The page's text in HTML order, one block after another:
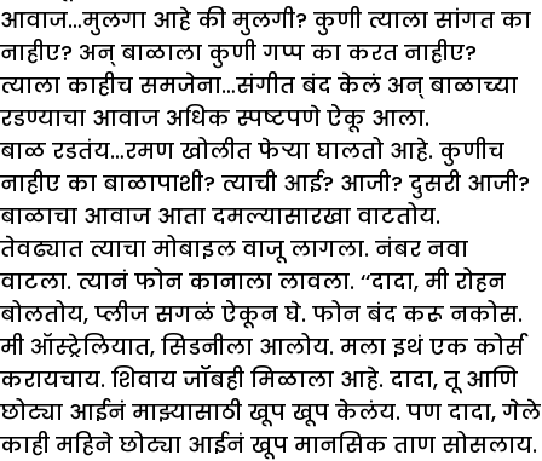
आवाज…मुलगा आहे की मुलगी? कुणी त्याला सांगत का
नाहीए? अन् बाळाला कुणी गप्प का करत नाहीए?
त्याला काहीच समजेना…संगीत बंद केलं अन् बाळाच्या
रडण्याचा आवाज अधिक स्पष्टपणे ऐकू आला.
बाळ रडतंय…रमण खोलीत फेऱ्या घालतो आहे. कुणीच
नाहीए का बाळापाशी? त्याची आई? आजी? दुसरी आजी?
बाळाचा आवाज आता दमल्यासारखा वाटतोय.
तेवढ्यात त्याचा मोबाइल वाजू लागला. नंबर नवा
वाटला. त्यानं फोन कानाला लावला. ‘‘दादा, मी रोहन
बोलतोय, प्लीज सगळं ऐकून घे. फोन बंद करू नकोस.
मी ऑस्ट्रेलियात, सिडनीला आलोय. मला इथं एक कोर्स
करायचाय. शिवाय जॉबही मिळाला आहे. दादा, तू आणि
छोट्या आईनं माझ्यासाठी खूप खूप केलंय. पण दादा, गेले
काही महिने छोट्या आईनं खूप मानसिक ताण सोसलाय.